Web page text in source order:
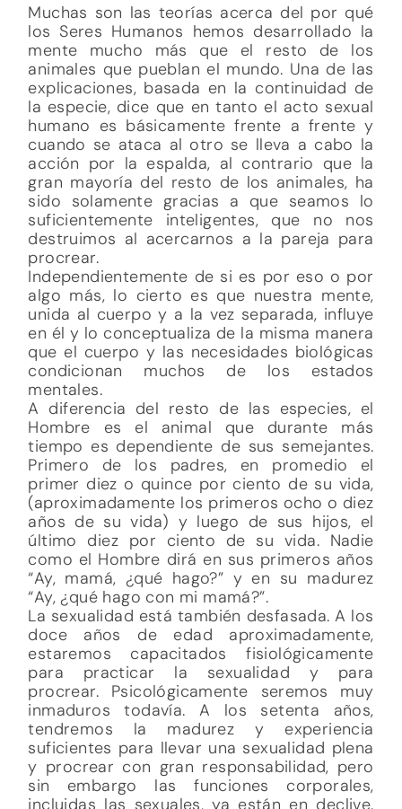
Muchas son las teorías acerca del por qué
los Seres Humanos hemos desarrollado la
mente mucho más que el resto de los
animales que pueblan el mundo. Una de las
explicaciones, basada en la continuidad de
la especie, dice que en tanto el acto sexual
humano es básicamente frente a frente y
cuando se ataca al otro se lleva a cabo la
acción por la espalda, al contrario que la
gran mayoría del resto de los animales, ha
sido solamente gracias a que seamos lo
suficientemente inteligentes, que no nos
destruimos al acercarnos a la pareja para
procrear.
Independientemente de si es por eso o por
algo más, lo cierto es que nuestra mente,
unida al cuerpo y a la vez separada, influye
en él y lo conceptualiza de la misma manera
que el cuerpo y las necesidades biológicas
condicionan muchos de los estados
mentales.
A diferencia del resto de las especies, el
Hombre es el animal que durante más
tiempo es dependiente de sus semejantes.
Primero de los padres, en promedio el
primer diez o quince por ciento de su vida,
(aproximadamente los primeros ocho o diez
años de su vida) y luego de sus hijos, el
último diez por ciento de su vida. Nadie
como el Hombre dirá en sus primeros años
“Ay, mamá, ¿qué hago?” y en su madurez
“Ay, ¿qué hago con mi mamá?”.
La sexualidad está también desfasada. A los
doce años de edad aproximadamente,
estaremos capacitados fisiológicamente
para practicar la sexualidad y para
procrear. Psicológicamente seremos muy
inmaduros todavía. A los setenta años,
tendremos la madurez y experiencia
suficientes para llevar una sexualidad plena
y procrear con gran responsabilidad, pero
sin embargo las funciones corporales,
incluidas las sexuales, ya están en declive.